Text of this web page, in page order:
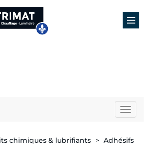
chimiques & lubrifiants Adhésifs